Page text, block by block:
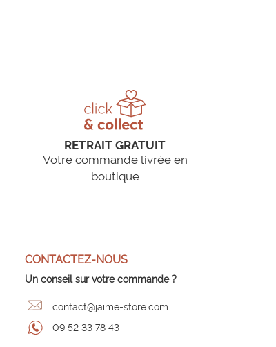
RETRAIT GRATUIT
Votre commande livrée en
boutique
CONTACTEZ-NOUS
Un conseil sur votre commande ?
contact@jaime-store.com
09 52 33 78 43